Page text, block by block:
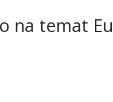
na temat